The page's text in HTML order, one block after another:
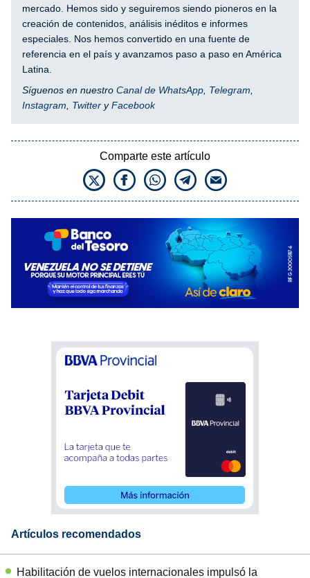
mercado. Hemos sido y seguiremos siendo pioneros en la
creación de contenidos, análisis inéditos e informes
especiales. Nos hemos convertido en una fuente de
referencia en el país y avanzamos paso a paso en América
Latina.
Síguenos en nuestro Canal de WhatsApp, Telegram,
Instagram, Twitter yFacebook
Comparte este artículo
Artículos recomendados
Habilitación de vuelos internacionales impulsó la